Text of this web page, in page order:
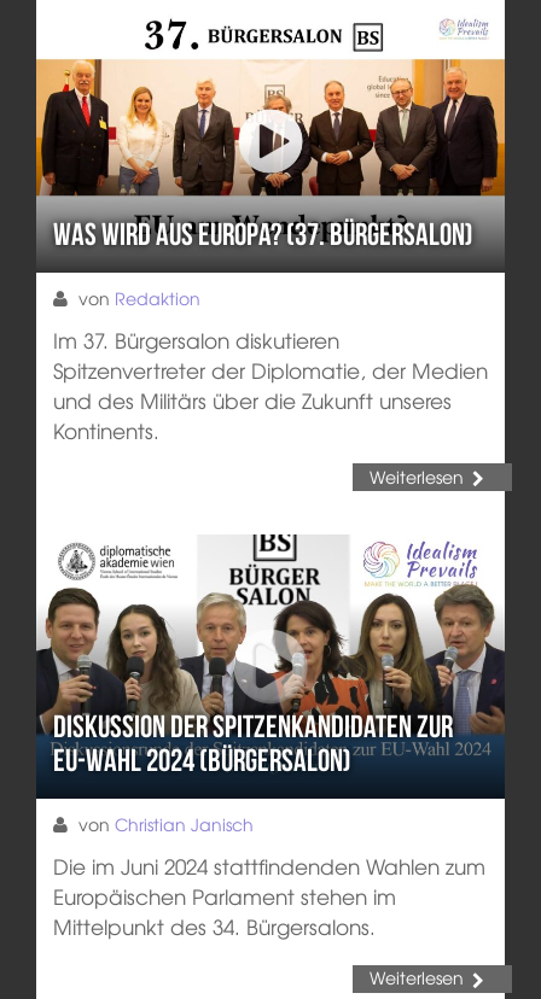
Was wird aus Europa? (37. Bürgersalon)
von Redaktion
Im 37. Bürgersalon diskutieren
Spitzenvertreter der Diplomatie, der Medien
und des Militärs über die Zukunft unseres
Kontinents.
Weiterlesen
Diskussion der Spitzenkandidaten zur
EU-Wahl 2024 (Bürgersalon)
von Christian Janisch
Die im Juni 2024 stattfindenden Wahlen zum
Europäischen Parlament stehen im
Mittelpunkt des 34. Bürgersalons.
Weiterlesen